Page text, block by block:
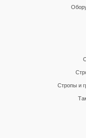
Стропы и